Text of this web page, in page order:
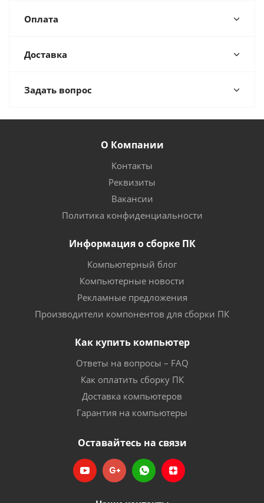
Оплата
Доставка
Задать вопрос
О Компании
Контакты
Реквизиты
Вакансии
Политика конфиденциальности
Информация о сборке ПК
Компьютерный блог
Компьютерные новости
Рекламные предложения
Производители компонентов для сборки ПК
Как купить компьютер
Ответы на вопросы – FAQ
Как оплатить сборку ПК
Доставка компьютеров
Гарантия на компьютеры
Оставайтесь на связи